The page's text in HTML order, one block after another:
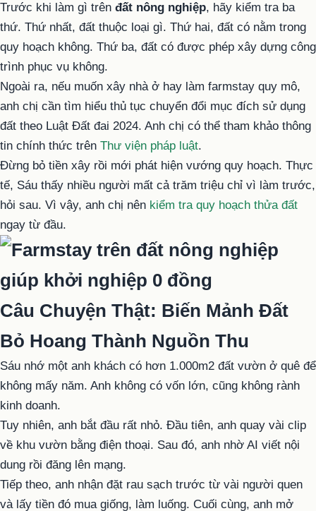
Trước khi làm gì trên đất nông nghiệp, hãy kiểm tra ba
thứ. Thứ nhất, đất thuộc loại gì. Thứ hai, đất có nằm trong
quy hoạch không. Thứ ba, đất có được phép xây dựng công
trình phục vụ không.
Ngoài ra, nếu muốn xây nhà ở hay làm farmstay quy mô,
anh chị cần tìm hiểu thủ tục chuyển đổi mục đích sử dụng
đất theo Luật Đất đai 2024. Anh chị có thể tham khảo thông
tin chính thức trên Thư viện pháp luật.
Đừng bỏ tiền xây rồi mới phát hiện vướng quy hoạch. Thực
tế, Sáu thấy nhiều người mất cả trăm triệu chỉ vì làm trước,
hỏi sau. Vì vậy, anh chị nên kiểm tra quy hoạch thửa đất
ngay từ đầu.
Câu Chuyện Thật: Biến Mảnh Đất
Bỏ Hoang Thành Nguồn Thu
Sáu nhớ một anh khách có hơn 1.000m2 đất vườn ở quê để
không mấy năm. Anh không có vốn lớn, cũng không rành
kinh doanh.
Tuy nhiên, anh bắt đầu rất nhỏ. Đầu tiên, anh quay vài clip
về khu vườn bằng điện thoại. Sau đó, anh nhờ AI viết nội
dung rồi đăng lên mạng.
Tiếp theo, anh nhận đặt rau sạch trước từ vài người quen
và lấy tiền đó mua giống, làm luống. Cuối cùng, anh mở